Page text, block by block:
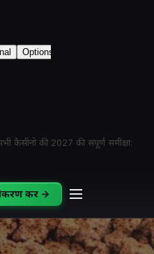
कैसीनो की 2027 की संपूर्ण समीक्षा:
करें →